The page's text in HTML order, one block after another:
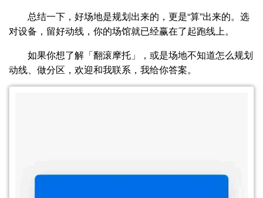
总结一下，好场地是规划出来的，更是“算”出来的。选
对设备，留好动线，你的场馆就已经赢在了起跑线上。
如果你想了解「翻滚摩托」，或是场地不知道怎么规划
动线、做分区，欢迎和我联系，我给你答案。